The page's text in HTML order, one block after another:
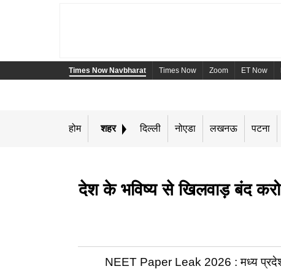
Times Now Navbharat Times Now Zoom ET Now
होम शहर दिल्ली नोएडा लखनऊ पटना
देश के भविष्य से खिलवाड़ बंद
NEET Paper Leak 2026 : मध्य प्रदेश